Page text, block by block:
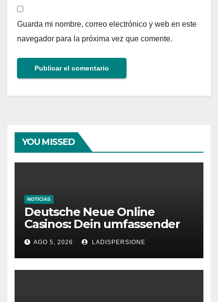
Guarda mi nombre, correo electrónico y web en este
navegador para la próxima vez que comente.
YOU MISSED
NOTICIAS
Deutsche Neue Online
Casinos: Dein umfassender
Ratgeber für moderne
Glücksspielplattformen
AGO 5, 2026 LADISPERSIONE